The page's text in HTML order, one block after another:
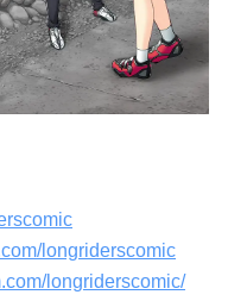
longriderscomic
longriderscomic/